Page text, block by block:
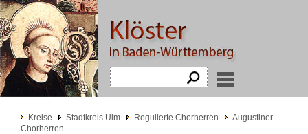
Kreise Stadtkreis Ulm Regulierte Chorherren
Augustiner-
Chorherren